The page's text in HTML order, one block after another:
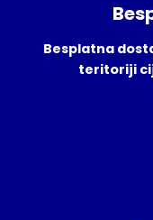
Besplatna
teritoriji